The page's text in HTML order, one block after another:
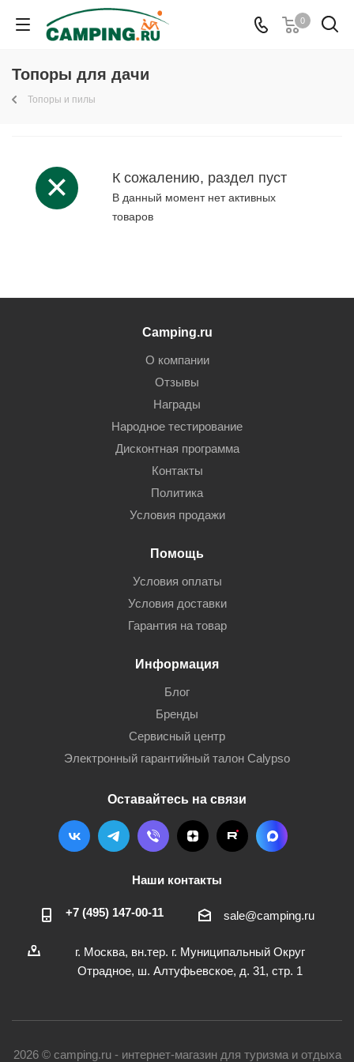
0
Топоры для дачи
Топоры и пилы
К сожалению, раздел пуст
В данный момент нет активных
товаров
Camping.ru
О компании
Отзывы
Награды
Народное тестирование
Дисконтная программа
Контакты
Политика
Условия продажи
Помощь
Условия оплаты
Условия доставки
Гарантия на товар
Информация
Блог
Бренды
Сервисный центр
Электронный гарантийный талон Calypso
Оставайтесь на связи
Наши контакты
+7 (495) 147-00-11 sale@camping.ru
г. Москва, вн.тер. г. Муниципальный Округ
Отрадное, ш. Алтуфьевское, д. 31, стр. 1
2026 © camping.ru - интернет-магазин для туризма и отдыха